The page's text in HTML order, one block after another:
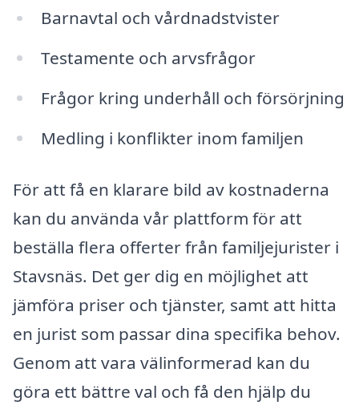
Barnavtal och vårdnadstvister
Testamente och arvsfrågor
Frågor kring underhåll och försörjning
Medling i konflikter inom familjen
För att få en klarare bild av kostnaderna
kan du använda vår plattform för att
beställa flera offerter från familjejurister i
Stavsnäs. Det ger dig en möjlighet att
jämföra priser och tjänster, samt att hitta
en jurist som passar dina specifika behov.
Genom att vara välinformerad kan du
göra ett bättre val och få den hjälp du